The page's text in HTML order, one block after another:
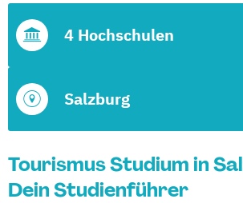
Salzburg
4 Hochschulen
Tourismus Studium in
Dein Studienführer